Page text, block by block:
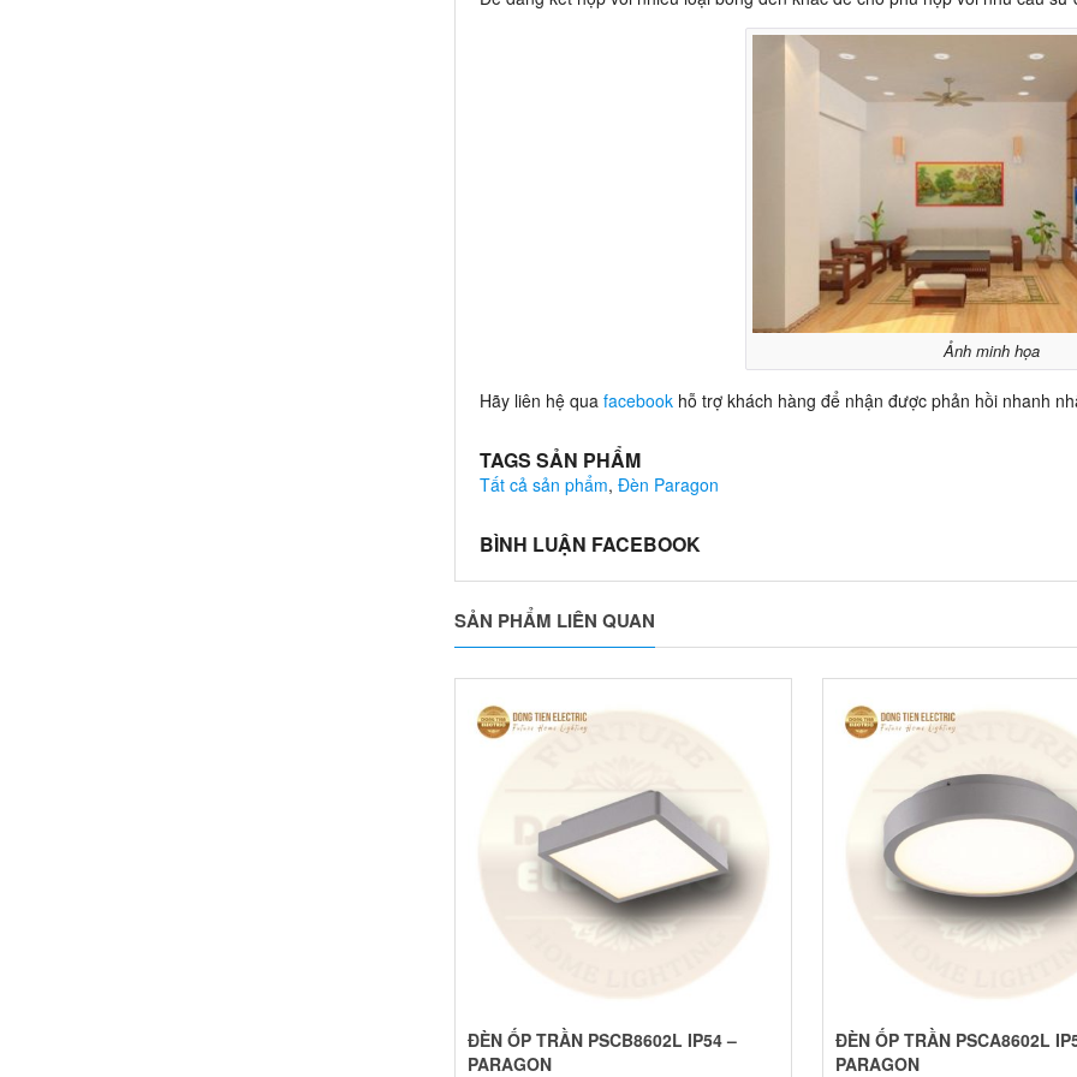
Ảnh minh họa
Hãy liên hệ quafacebook hỗ trợ khách hàng để nhận được phản hồi nhanh
TAGS SẢN PHẨM
Tất cả sản phẩm,Đèn Paragon
BÌNH LUẬN FACEBOOK
SẢN PHẨM LIÊN QUAN
ĐÈN ỐP TRẦN PSCB8602L IP54 –
PARAGON
ĐÈN ỐP TRẦN PSCA8602L
PARAGON